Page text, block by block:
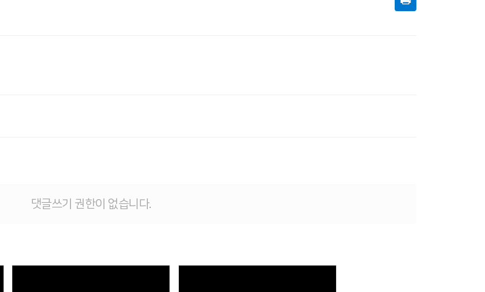
댓글쓰기 권한이 없습니다.